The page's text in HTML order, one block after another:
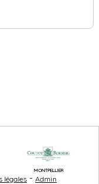
MONTPELLIER
légales - Admin